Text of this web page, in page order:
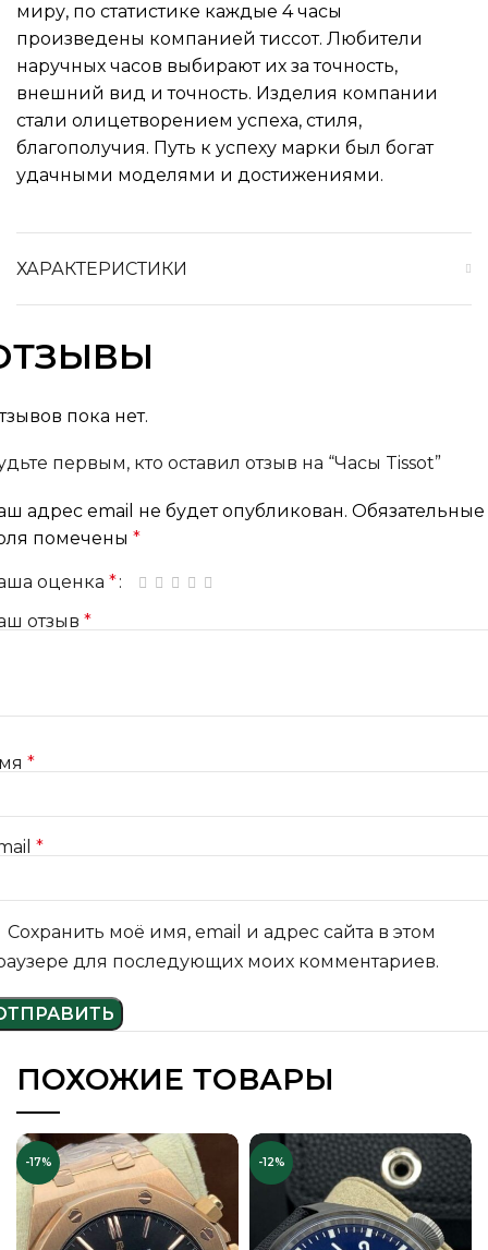
миру, по статистике каждые 4 часы
произведены компанией тиссот. Любители
наручных часов выбирают их за точность,
внешний вид и точность. Изделия компании
стали олицетворением успеха, стиля,
благополучия. Путь к успеху марки был богат
удачными моделями и достижениями.
ХАРАКТЕРИСТИКИ
пока нет.
первым, кто оставил отзыв на “Часы Tissot”
адрес email не будет опубликован. Обязательные
помечены *
оценка * 1 из 5 звёзд
2 из 5 звёзд
3 из 5 звёзд
4 из 5 звёзд
отзыв *
*
*
Сохранить моё имя, email и адрес сайта в этом
для последующих моих комментариев.
ПОХОЖИЕ ТОВАРЫ
-17% -12%